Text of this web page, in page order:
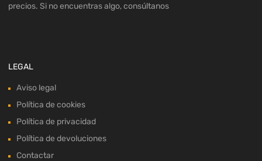
precios. Si no encuentras algo, consúltanos
LEGAL
Aviso legal
Política de cookies
Política de privacidad
Política de devoluciones
Contactar